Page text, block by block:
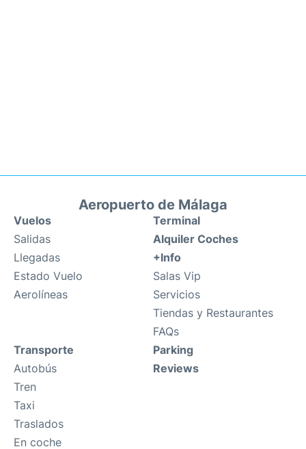
Aeropuerto de Málaga
Vuelos
Salidas
Llegadas
Estado Vuelo
Aerolíneas
Terminal
Alquiler Coches
+Info
Salas Vip
Servicios
Tiendas y Restaurantes
FAQs
Transporte
Autobús
Tren
Taxi
Traslados
En coche
Parking
Reviews